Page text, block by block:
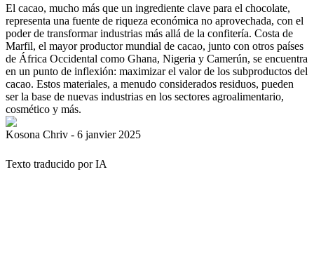
El cacao, mucho más que un ingrediente clave para el chocolate,
representa una fuente de riqueza económica no aprovechada, con el
poder de transformar industrias más allá de la confitería. Costa de
Marfil, el mayor productor mundial de cacao, junto con otros países
de África Occidental como Ghana, Nigeria y Camerún, se encuentra
en un punto de inflexión: maximizar el valor de los subproductos del
cacao. Estos materiales, a menudo considerados residuos, pueden
ser la base de nuevas industrias en los sectores agroalimentario,
cosmético y más.
Kosona Chriv - 6 janvier 2025
Texto traducido por IA